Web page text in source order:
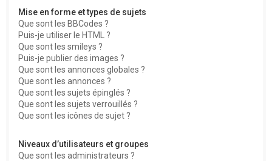
Mise en forme et types de sujets
Que sont les BBCodes ?
Puis-je utiliser le HTML ?
Que sont les smileys ?
Puis-je publier des images ?
Que sont les annonces globales ?
Que sont les annonces ?
Que sont les sujets épinglés ?
Que sont les sujets verrouillés ?
Que sont les icônes de sujet ?
Niveaux d’utilisateurs et groupes
Que sont les administrateurs ?